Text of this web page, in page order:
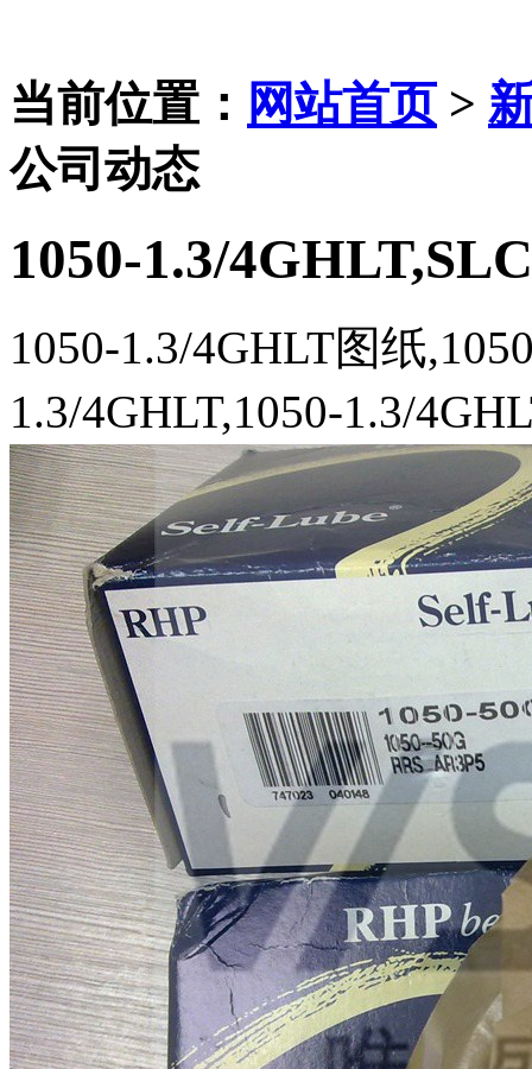
当前位置： 网站首页>
公司动态
1050-1.3/
1050-1.3/4GHLT图纸
1.3/4GHLT,1050-1.3/